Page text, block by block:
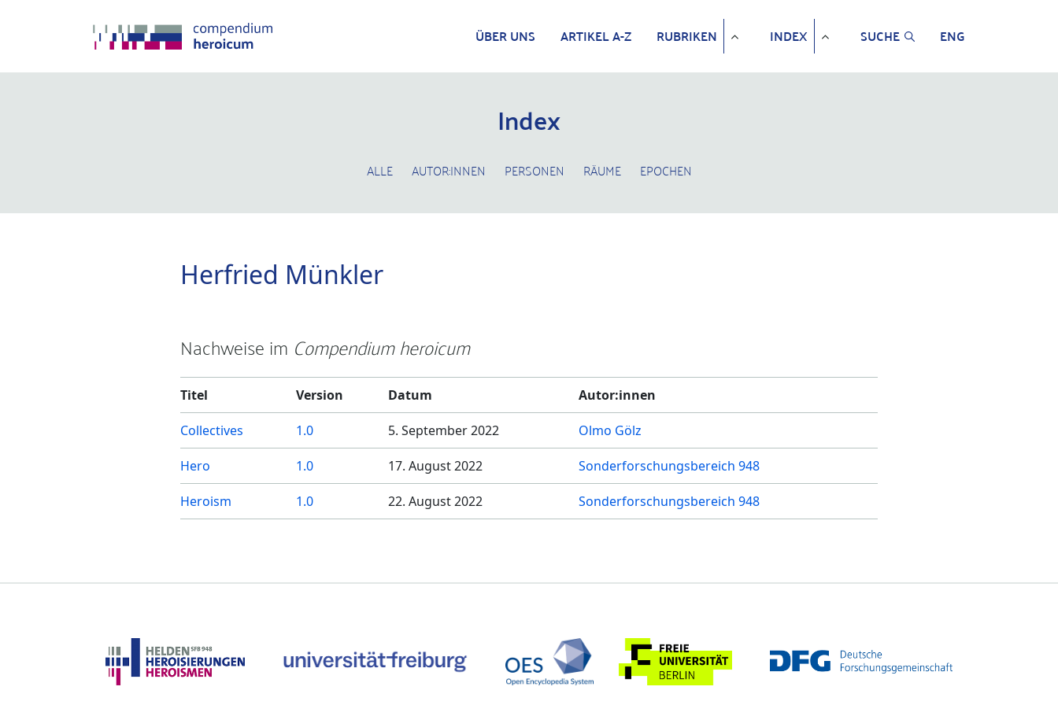
ÜBER UNS ARTIKEL A-Z RUBRIKEN INDEX SUCHE ENG
Index
ALLE AUTOR:INNEN PERSONEN RÄUME EPOCHEN
Herfried Münkler
Nachweise im Compendium heroicum
Titel Version Datum Autor:innen
Collectives 1.0 5. September 2022 Olmo Gölz
Hero 1.0 17. August 2022 Sonderforschungsbereich 948
Heroism 1.0 22. August 2022 Sonderforschungsbereich 948